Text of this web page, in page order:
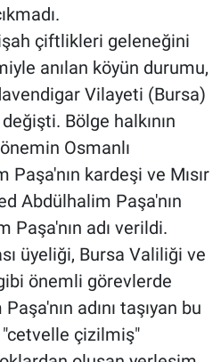
çiftlikleri geleneğini
anılan köyün durumu,
Vilayeti (Bursa)
Bölge halkının
Osmanlı
Paşa'nın kardeşi ve Mısır
Abdülhalim Paşa'nın
Paşa'nın adı verildi.
üyeliği, Bursa Valiliği ve
gibi önemli görevlerde
adını taşıyan bu
çizilmiş"